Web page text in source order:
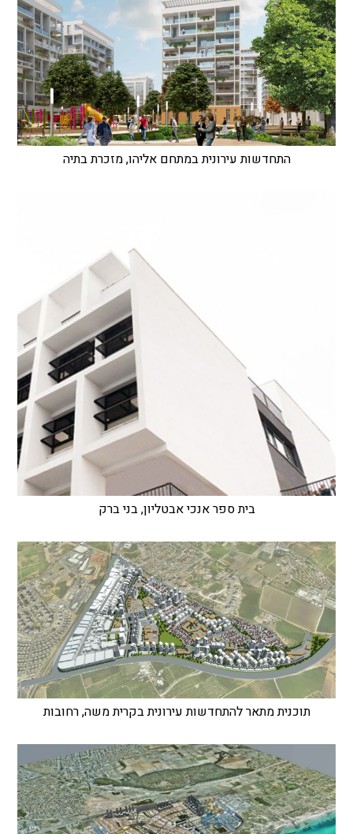
התחדשות עירונית במתחם אליהו, מזכרת בתיה
בית ספר אנכי אבטליון, בני ברק
תוכנית מתאר להתחדשות עירונית בקרית משה, רחובות